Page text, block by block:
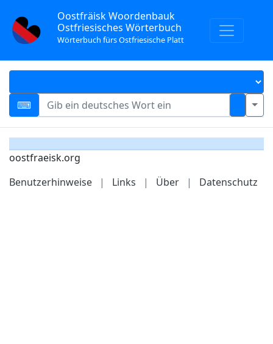
Oostfräisk Woordenbauk
Ostfriesisches Wörterbuch
Wörterbuch fürs Ostfriesische Platt
oostfraeisk.org
Benutzerhinweise
| Links | Über | Datenschutz